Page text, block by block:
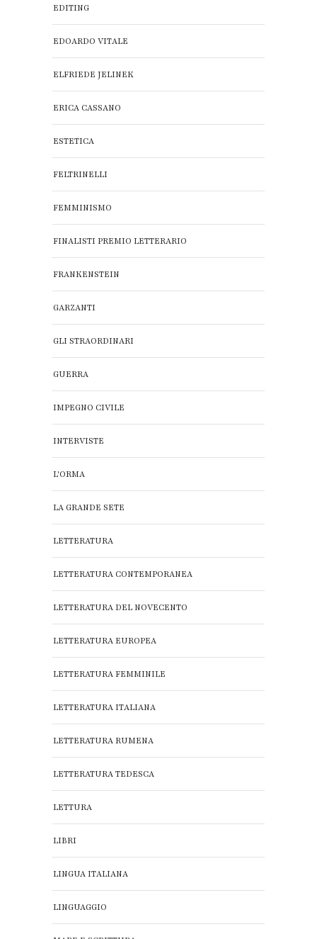
EDITING
EDOARDO VITALE
ELFRIEDE JELINEK
ERICA CASSANO
ESTETICA
FELTRINELLI
FEMMINISMO
FINALISTI PREMIO LETTERARIO
FRANKENSTEIN
GARZANTI
GLI STRAORDINARI
GUERRA
IMPEGNO CIVILE
INTERVISTE
L'ORMA
LA GRANDE SETE
LETTERATURA
LETTERATURA CONTEMPORANEA
LETTERATURA DEL NOVECENTO
LETTERATURA EUROPEA
LETTERATURA FEMMINILE
LETTERATURA ITALIANA
LETTERATURA RUMENA
LETTERATURA TEDESCA
LETTURA
LIBRI
LINGUA ITALIANA
LINGUAGGIO